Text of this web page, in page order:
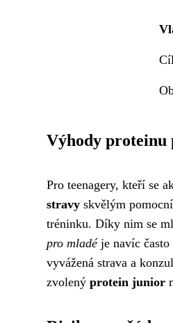
Výhody proteinu
Pro teenagery, kteří se
stravy skvělým
tréninku. Díky nim se
pro mladéje navíc často
vyvážená strava a
zvolený protein junior